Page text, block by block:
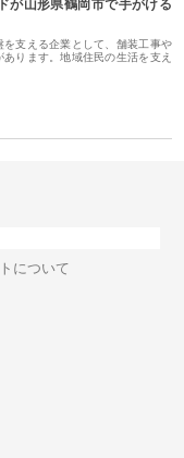
が山形県鶴岡市で手がける
支える企業として、舗装工事や
ります。地域住民の生活を支え
について